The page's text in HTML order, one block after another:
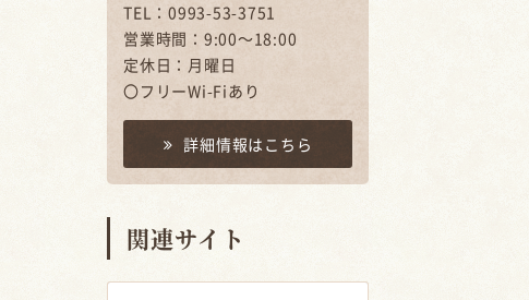
TEL：0993-53-3751
営業時間：9:00～18:00
定休日：月曜日
〇フリーWi-Fiあり
詳細情報はこちら
関連サイト